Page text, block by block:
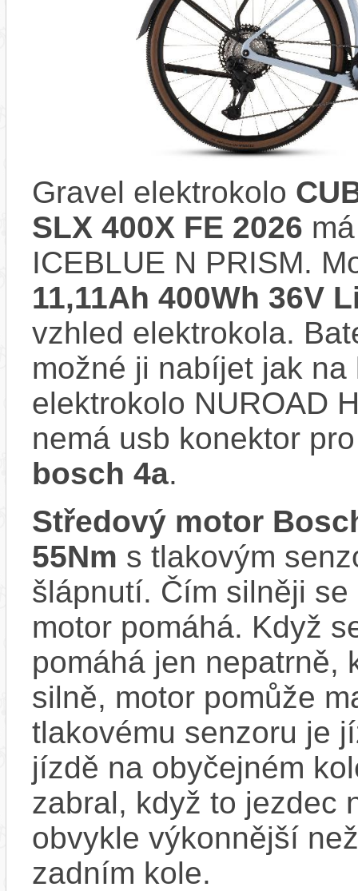
Gravel elektrokolo
SLX 400X FE 2026
ICEBLUE N PRISM.
11,11Ah 400Wh 36V
vzhled elektrokola.
možné ji nabíjet jak
elektrokolo NUROAD
nemá usb konektor
bosch 4a.
Středový motor
55Nm s tlakovým
šlápnutí. Čím silněji
motor pomáhá. Když
pomáhá jen nepatrně,
silně, motor pomůže
tlakovému senzoru je
jízdě na obyčejném
zabral, když to jezdec
obvykle výkonnější
zadním kole.